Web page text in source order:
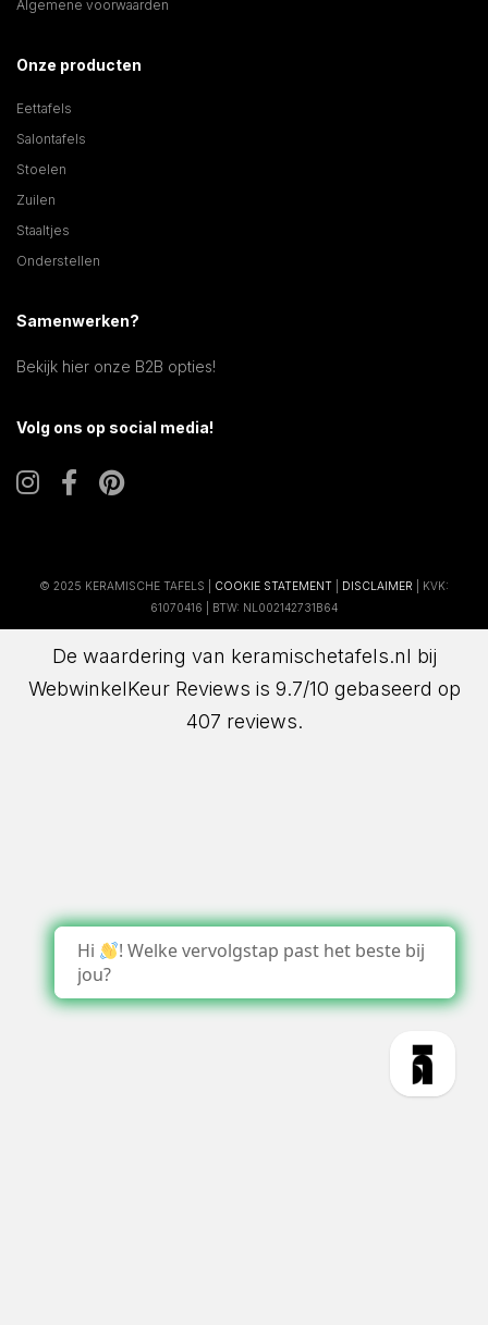
Algemene voorwaarden
Onze producten
Eettafels
Salontafels
Stoelen
Zuilen
Staaltjes
Onderstellen
Samenwerken?
Bekijk hier onze B2B opties!
Volg ons op social media!
© 2025 KERAMISCHE TAFELS | COOKIE STATEMENT DISCLAIMER | KVK:
61070416 | BTW: NL002142731B64
De waardering van keramischetafels.nl bij
WebwinkelKeur Reviews is 9.7/10 gebaseerd op
407 reviews.
Hi
! Welke vervolgstap past het beste bij
jou?